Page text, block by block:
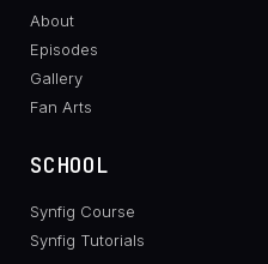
About
Episodes
Gallery
Fan Arts
SCHOOL
Synfig Course
Synfig Tutorials